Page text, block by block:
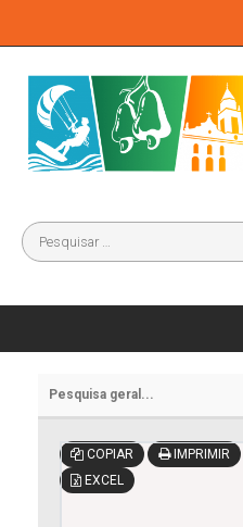
COPIAR IMPRIMIR
EXCEL